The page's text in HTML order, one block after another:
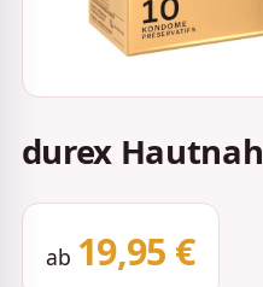
durex Hautnah
ab 19,95 €